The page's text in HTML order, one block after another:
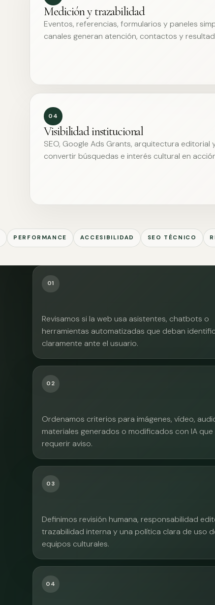
Medición y trazabilidad
Eventos, referencias, formularios y paneles
canales generan atención, contactos y
04
Visibilidad institucional
SEO, Google Ads Grants, arquitectura
convertir búsquedas e interés cultural en
PERFORMANCE ACCESIBILIDAD SEO TÉCNICO
01
Revisamos si la web usa asistentes, chatbots o
herramientas automatizadas que deban
claramente ante el usuario.
02
Ordenamos criterios para imágenes, vídeo,
materiales generados o modificados con IA
requerir aviso.
03
Definimos revisión humana, responsabilidad
trazabilidad interna y una política clara de uso
equipos culturales.
04